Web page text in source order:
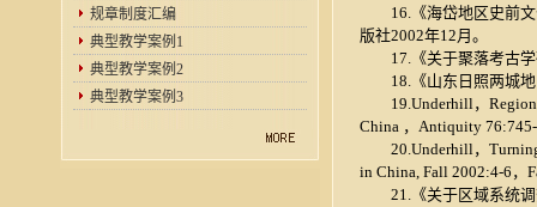
规章制度汇编
典型教学案例1
典型教学案例2
典型教学案例3
16.《海岱地区史前文
版社2002年12月。
17.《关于聚落考古学
18.《山东日照两城地
19.Underhill，Regional
China ，Antiquity
20.Underhill，Turning
in China, Fall 2002:4-6，
21.《关于区域系统调